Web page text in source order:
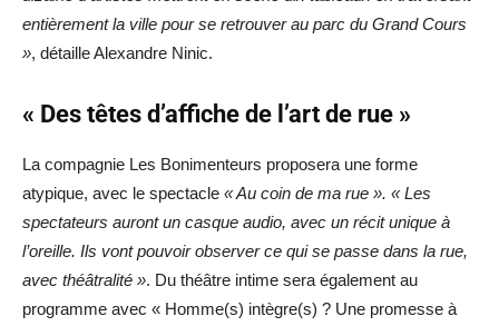
entièrement la ville pour se retrouver au parc du Grand Cours
», détaille Alexandre Ninic.
« Des têtes d’affiche de l’art de rue »
La compagnie Les Bonimenteurs proposera une forme
atypique, avec le spectacle « Au coin de ma rue ». « Les
spectateurs auront un casque audio, avec un récit unique à
l’oreille. Ils vont pouvoir observer ce qui se passe dans la rue,
avec théâtralité ». Du théâtre intime sera également au
programme avec « Homme(s) intègre(s) ? Une promesse à